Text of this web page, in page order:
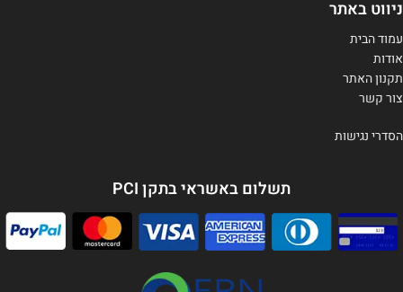
ניווט באתר
עמוד הבית
אודות
תקנון האתר
צור קשר
הסדרי נגישות
תשלום באשראי בתקן PCI